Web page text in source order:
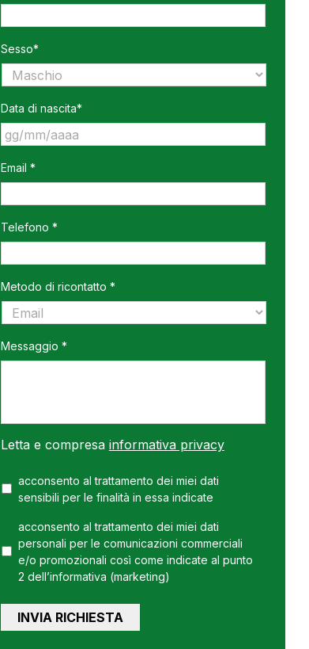
Sesso*
Data di nascita*
slash
slash
AAAA
Email *
Telefono *
Metodo di ricontatto *
Messaggio *
Letta e compresa informativa privacy
acconsento al trattamento dei miei dati
sensibili per le finalità in essa indicate
acconsento al trattamento dei miei dati
personali per le comunicazioni commerciali
e/o promozionali così come indicate al punto
2 dell’informativa (marketing)